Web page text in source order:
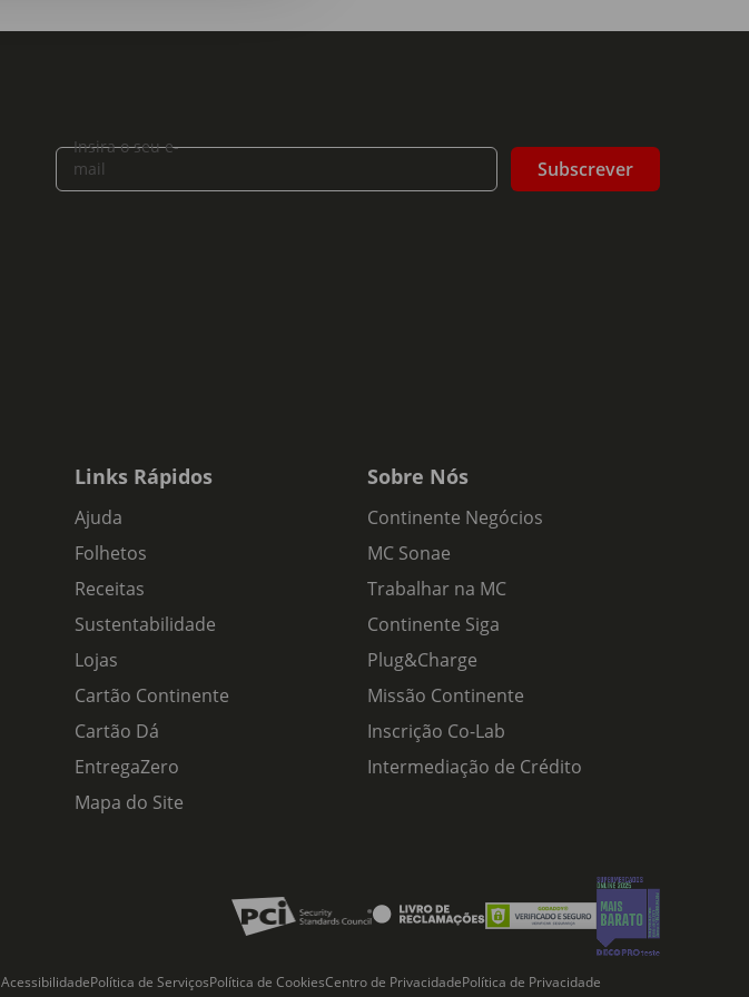
Insira o seu e-
mail
Subscrever
Links Rápidos
Ajuda
Folhetos
Receitas
Sustentabilidade
Lojas
Cartão Continente
Cartão Dá
EntregaZero
Mapa do Site
Sobre Nós
Continente Negócios
MC Sonae
Trabalhar na MC
Continente Siga
Plug&Charge
Missão Continente
Inscrição Co-Lab
Intermediação de Crédito
AcessibilidadePolítica de ServiçosPolítica de CookiesCentro de PrivacidadePolítica de Privacidade